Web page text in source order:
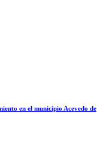
en el municipio Acevedo de